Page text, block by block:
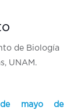
de Biología
UNAM.
de mayo de